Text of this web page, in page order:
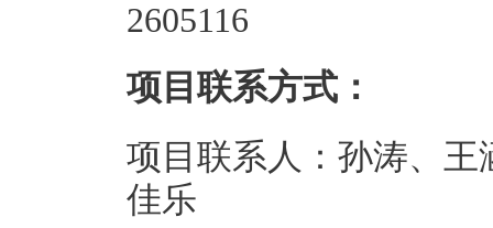
2605116
项目联系方式：
项目联系人：孙涛、
佳乐